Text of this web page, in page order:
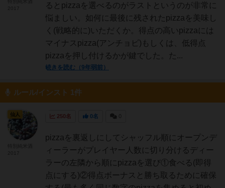
るとpizzaを選べるのがラストというのが非常に
悩ましい。如何に最後に残されたpizzaを美味し
く(戦略的に)いただくか。得点の高いpizzaには
マイナスpizza(アンチョビ)もしくは、低得点
pizzaを押し付けるかが鍵でした。た...
続きを読む（9年弱前）
ルール/インスト 1件
250名 0名
pizzaを裏返しにしてシャッフル順にオープンデ
ィーラーがプレイヤー人数に切り分けるディー
ラーの左隣から順にpizzaを選び①食べる(即得
点にする)②得点ボーナスと勝ち取るために確保
仙人